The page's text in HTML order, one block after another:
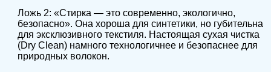
Ложь 2: «Стирка — это современно, экологично,
безопасно». Она хороша для синтетики, но губительна
для эксклюзивного текстиля. Настоящая сухая чистка
(Dry Clean) намного технологичнее и безопаснее для
природных волокон.